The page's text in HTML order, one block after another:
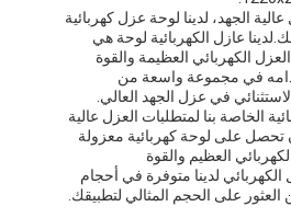
الجهد، لدينا لوحة عزل كهربائية
عازل الكهربائية لوحة هي
الكهربائي العظيمة والقوة
في مجموعة واسعة من
في عزل الجهد العالي.
الخاصة بنا لمتطلبات العزل عالية
على لوحة كهربائية معزولة
العظيم والقوة
الكهربائي لدينا متوفرة في أحجام
على الحجم المثالي لتطبيقك.